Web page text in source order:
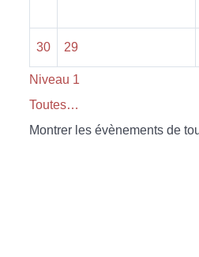
30 29
Niveau 1
Toutes…
Montrer les évènements de